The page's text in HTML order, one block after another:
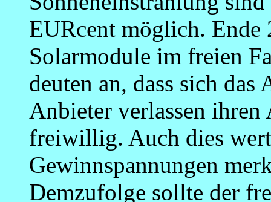
EURcent möglich. Ende
Solarmodule im freien
deuten an, dass sich
Anbieter verlassen
freiwillig. Auch dies
Gewinnspannungen
Demzufolge sollte der